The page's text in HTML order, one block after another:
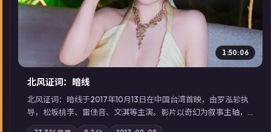
1:50:06
北风证词：暗线
北风证词：暗线于2017年10月13日在中国台湾首映，由罗泓轸执
导，松坂桃李、雷佳音、文淇等主演。影片以奇幻为叙事主轴，
旧案重提，真相与谎言在同一条时间线上交锋；摄影与配乐强化